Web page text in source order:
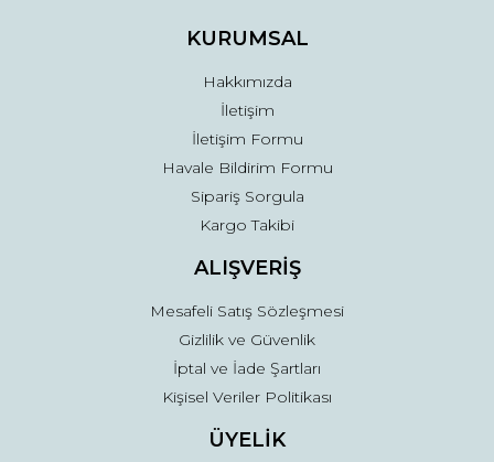
Ürün fiyatı diğer sitelerden daha pahalı.
Gönder
KURUMSAL
Hakkımızda
İletişim
İletişim Formu
Havale Bildirim Formu
Sipariş Sorgula
Kargo Takibi
ALIŞVERİŞ
Mesafeli Satış Sözleşmesi
Gizlilik ve Güvenlik
İptal ve İade Şartları
Kişisel Veriler Politikası
ÜYELİK